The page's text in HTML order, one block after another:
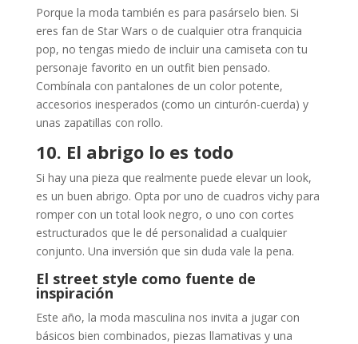
Porque la moda también es para pasárselo bien. Si
eres fan de Star Wars o de cualquier otra franquicia
pop, no tengas miedo de incluir una camiseta con tu
personaje favorito en un outfit bien pensado.
Combínala con pantalones de un color potente,
accesorios inesperados (como un cinturón-cuerda) y
unas zapatillas con rollo.
10. El abrigo lo es todo
Si hay una pieza que realmente puede elevar un look,
es un buen abrigo. Opta por uno de cuadros vichy para
romper con un total look negro, o uno con cortes
estructurados que le dé personalidad a cualquier
conjunto. Una inversión que sin duda vale la pena.
El street style como fuente de
inspiración
Este año, la moda masculina nos invita a jugar con
básicos bien combinados, piezas llamativas y una